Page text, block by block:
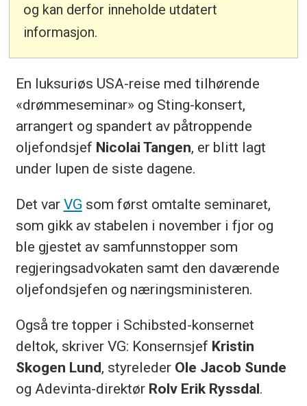
og kan derfor inneholde utdatert
informasjon.
En luksuriøs USA-reise med tilhørende
«drømmeseminar» og Sting-konsert,
arrangert og spandert av påtroppende
oljefondsjef Nicolai Tangen, er blitt lagt
under lupen de siste dagene.
Det var VG som først omtalte seminaret,
som gikk av stabelen i november i fjor og
ble gjestet av samfunnstopper som
regjeringsadvokaten samt den daværende
oljefondsjefen og næringsministeren.
Også tre topper i Schibsted-konsernet
deltok, skriver VG: Konsernsjef Kristin
Skogen Lund, styreleder Ole Jacob Sunde
og Adevinta-direktør Rolv Erik Ryssdal.